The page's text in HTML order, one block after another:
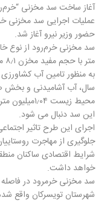
آغاز ساخت سد مخزنی
عملیات اجرایی سد مخزنی
حضور وزیر نیرو آغاز شد.
به منظور تامین آب
محیط زیست
این سد دنبال می شود.
اجرای این طرح تاثیر
جلوگیری از مهاجرت
شرایط اقتصادی ساکنان
خواهد داشت.
شهرستان تویسرکان واقع